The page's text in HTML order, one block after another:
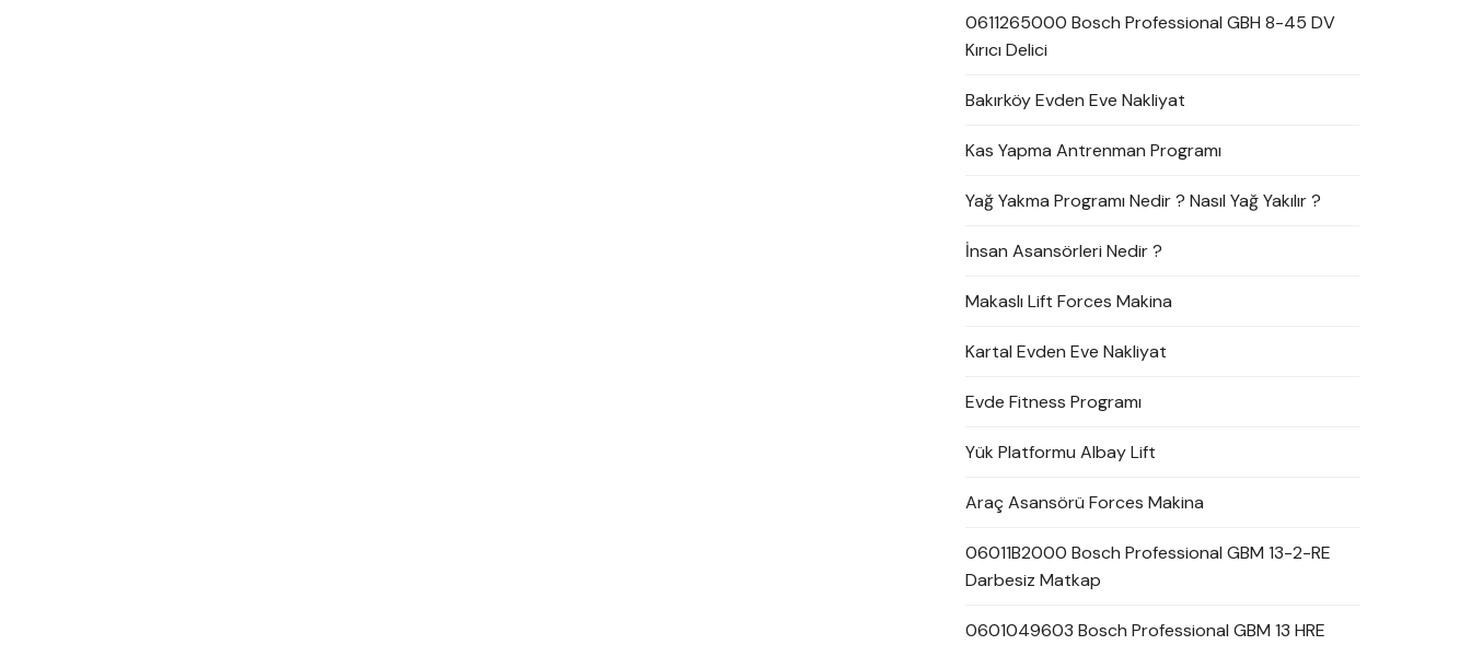
0611265000 Bosch Professional GBH 8-45 DV
Kırıcı Delici
Bakırköy Evden Eve Nakliyat
Kas Yapma Antrenman Programı
Yağ Yakma Programı Nedir ? Nasıl Yağ Yakılır ?
İnsan Asansörleri Nedir ?
Makaslı Lift Forces Makina
Kartal Evden Eve Nakliyat
Evde Fitness Programı
Yük Platformu Albay Lift
Araç Asansörü Forces Makina
06011B2000 Bosch Professional GBM 13-2-RE
Darbesiz Matkap
0601049603 Bosch Professional GBM 13 HRE